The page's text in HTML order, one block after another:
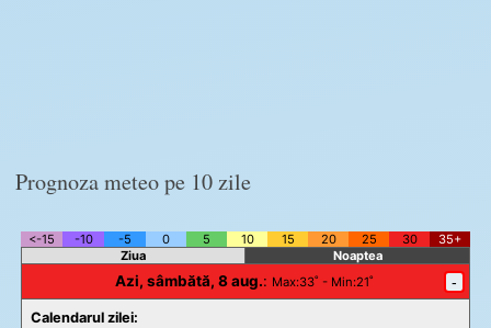
Prognoza meteo pe 10 zile
<-15 -10 -5 0 5 10 15 20 25 30
35+
Ziua
Noaptea
Azi, sâmbătă, 8 aug.: Max:33˚ - Min:21˚ -
Calendarul zilei: